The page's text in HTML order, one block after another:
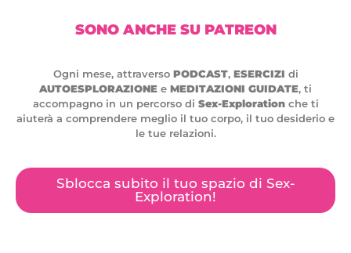
SONO ANCHE SU PATREON
Ogni mese, attraverso PODCAST, ESERCIZI di
AUTOESPLORAZIONE e MEDITAZIONI GUIDATE, ti
accompagno in un percorso di Sex-Explorationche ti
aiuterà a comprendere meglio il tuo corpo, il tuo desiderio e
le tue relazioni.
Sblocca subito il tuo spazio di Sex-
Exploration!